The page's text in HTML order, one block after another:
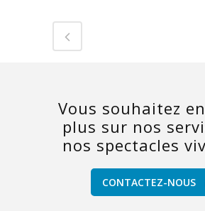
Vous souhaitez
plus sur nos
nos spectacles
CONTACTEZ-NOUS